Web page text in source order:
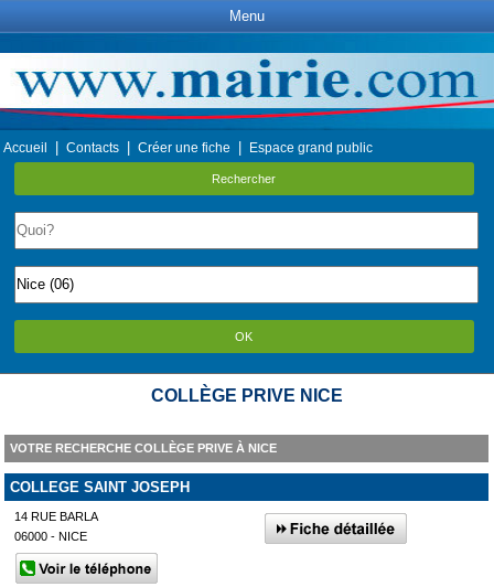
Menu
Accueil Contacts Créer une fiche Espace grand public
Rechercher
OK
COLLÈGE PRIVE NICE
VOTRE RECHERCHE COLLÈGE PRIVE À NICE
COLLEGE SAINT JOSEPH
14 RUE BARLA
06000 - NICE